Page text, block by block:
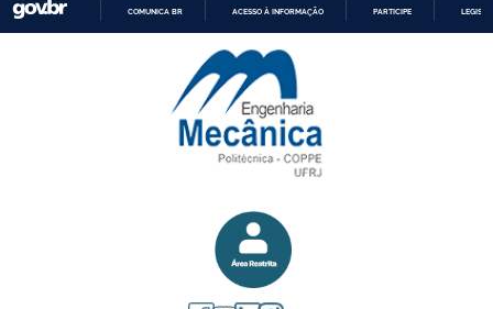
PARA
CONTEÚDO
COMUNICA BR ACESSO À INFORMAÇÃO PARTICIPE